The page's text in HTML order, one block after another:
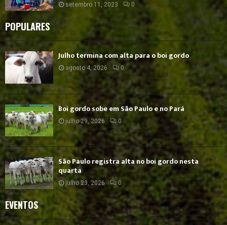
setembro 11, 2023 0
POPULARES
Julho termina com alta para o boi gordo
agosto 4, 2026 0
Boi gordo sobe em São Paulo e no Pará
julho 29, 2026 0
São Paulo registra alta no boi gordo nesta
quarta
julho 23, 2026 0
EVENTOS